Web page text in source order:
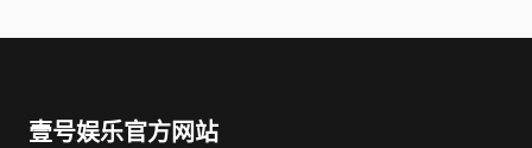
壹号娱乐官方网站